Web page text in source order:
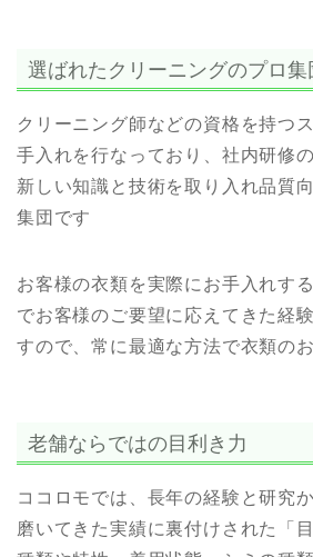
選ばれたクリーニングのプロ集
クリーニング師などの資格を持つ
手入れを行なっており、社内研修
新しい知識と技術を取り入れ品質
集団です
お客様の衣類を実際にお手入れす
でお客様のご要望に応えてきた経
すので、常に最適な方法で衣類の
老舗ならではの目利き力
ココロモでは、長年の経験と研究
磨いてきた実績に裏付けされた「